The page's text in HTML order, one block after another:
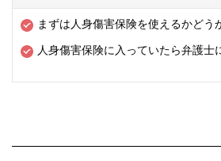
まずは人身傷害保険を使えるかどう
人身傷害保険に入っていたら弁護士